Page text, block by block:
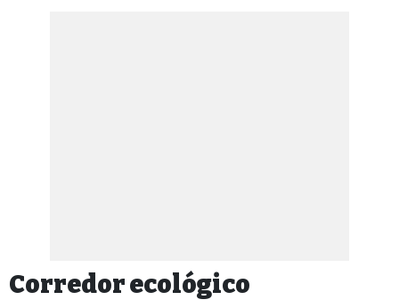
Corredor ecológico